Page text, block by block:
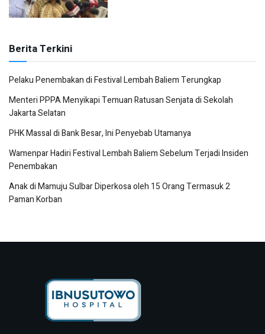
Berita Terkini
Pelaku Penembakan di Festival Lembah Baliem Terungkap
Menteri PPPA Menyikapi Temuan Ratusan Senjata di Sekolah
Jakarta Selatan
PHK Massal di Bank Besar, Ini Penyebab Utamanya
Wamenpar Hadiri Festival Lembah Baliem Sebelum Terjadi Insiden
Penembakan
Anak di Mamuju Sulbar Diperkosa oleh 15 Orang Termasuk 2
Paman Korban